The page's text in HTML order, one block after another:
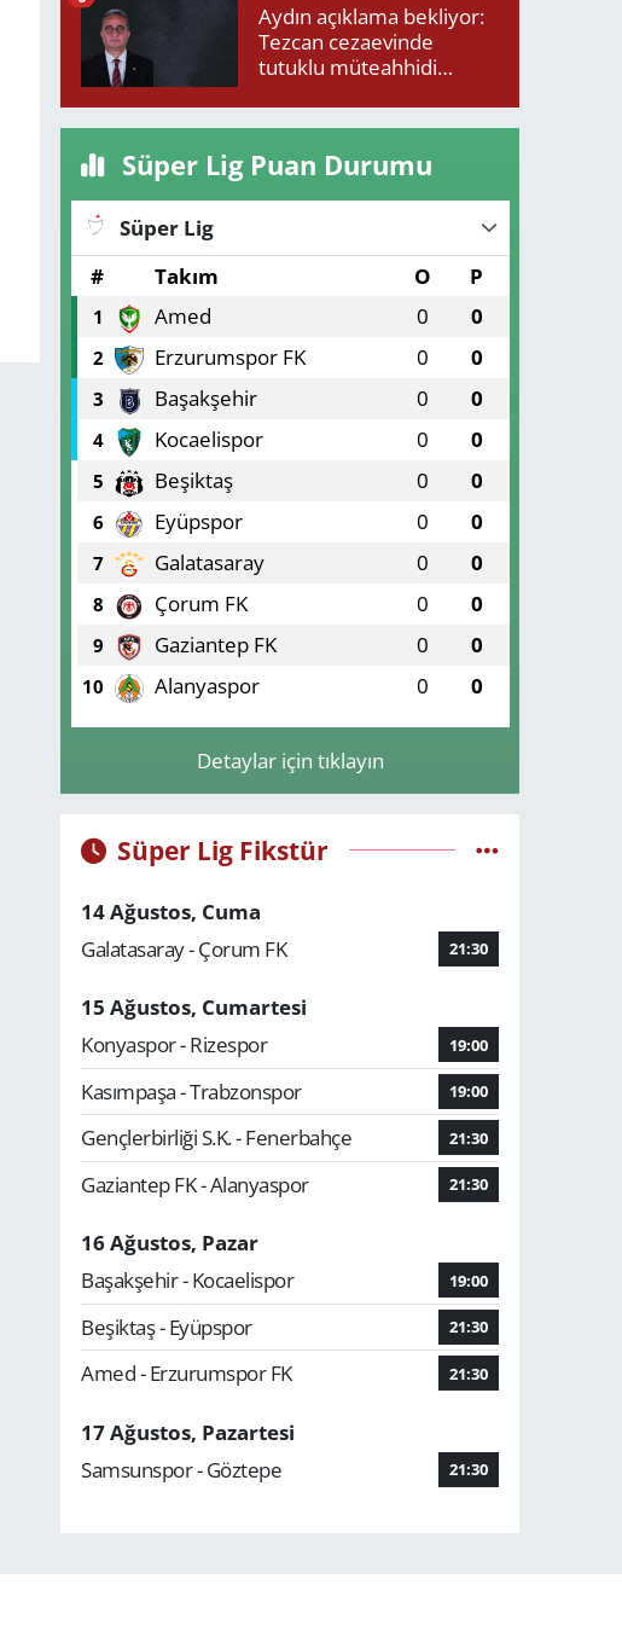
Aydın açıklama bekliyor:
Tezcan cezaevinde
tutuklu müteahhidi
Süper Lig Puan Durumu
Süper Lig
#
Takım O P
1 Amed 0 0
2 Erzurumspor FK 0 0
3 Başakşehir 0 0
4 Kocaelispor 0 0
5 Beşiktaş 0 0
6 Eyüpspor 0 0
7 Galatasaray 0 0
8 Çorum FK 0 0
9 Gaziantep FK 0 0
10 Alanyaspor 0 0
Detaylar için tıklayın
Süper Lig Fikstür
14 Ağustos, Cuma
Galatasaray - Çorum FK
21:30
15 Ağustos, Cumartesi
Konyaspor - Rizespor
19:00
Kasımpaşa - Trabzonspor 19:00
Gençlerbirliği S.K. - Fenerbahçe 21:30
Gaziantep FK - Alanyaspor 21:30
16 Ağustos, Pazar
Başakşehir - Kocaelispor
19:00
Beşiktaş - Eyüpspor 21:30
Amed - Erzurumspor FK 21:30
17 Ağustos, Pazartesi
Samsunspor - Göztepe
21:30